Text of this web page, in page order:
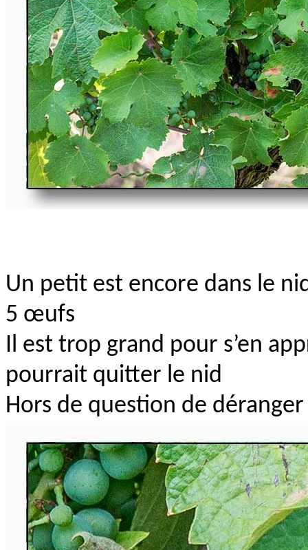
Un petit est encore dans le
5 œufs
Il est trop grand pour s’en
pourrait quitter le nid
Hors de question de déranger